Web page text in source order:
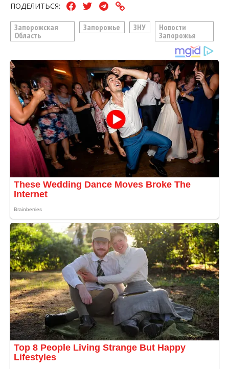
ПОДЕЛИТЬСЯ:
Запорожская
Область
Запорожье ЗНУ
Новости
Запорожья